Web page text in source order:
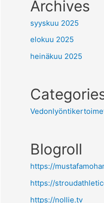
Archives
syyskuu 2025
elokuu 2025
heinäkuu 2025
Blogroll
https://
https://
https://nollie.tv